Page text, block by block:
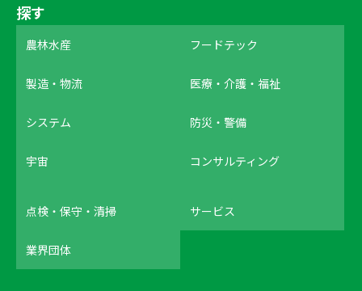
探す
農林水産 フードテック
製造・物流 医療・介護・福祉
システム 防災・警備
宇宙 コンサルティング
点検・保守・清掃 サービス
業界団体